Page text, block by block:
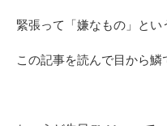
緊張って「嫌なもの」と
この記事を読んで目から鱗